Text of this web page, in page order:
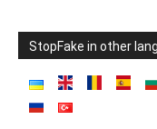
StopFake in other